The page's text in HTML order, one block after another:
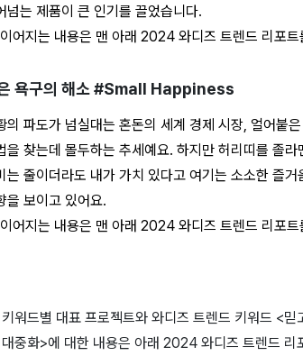
넘는 제품이 큰 인기를 끌었습니다.
어지는 내용은 맨 아래 2024 와디즈 트렌드 리포트
욕구의 해소 #Small Happiness
의 파도가 넘실대는 혼돈의 세계 경제 시장, 얼어붙
을 찾는데 몰두하는 추세예요. 하지만 허리띠를 졸
는 줄이더라도 내가 가치 있다고 여기는 소소한 즐
을 보이고 있어요.
어지는 내용은 맨 아래 2024 와디즈 트렌드 리포트
워드별 대표 프로젝트와 와디즈 트렌드 키워드 <
중화>에 대한 내용은 아래 2024 와디즈 트렌드 리